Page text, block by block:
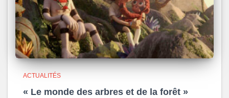
ACTUALITÉS
« Le monde des arbres et de la forêt »